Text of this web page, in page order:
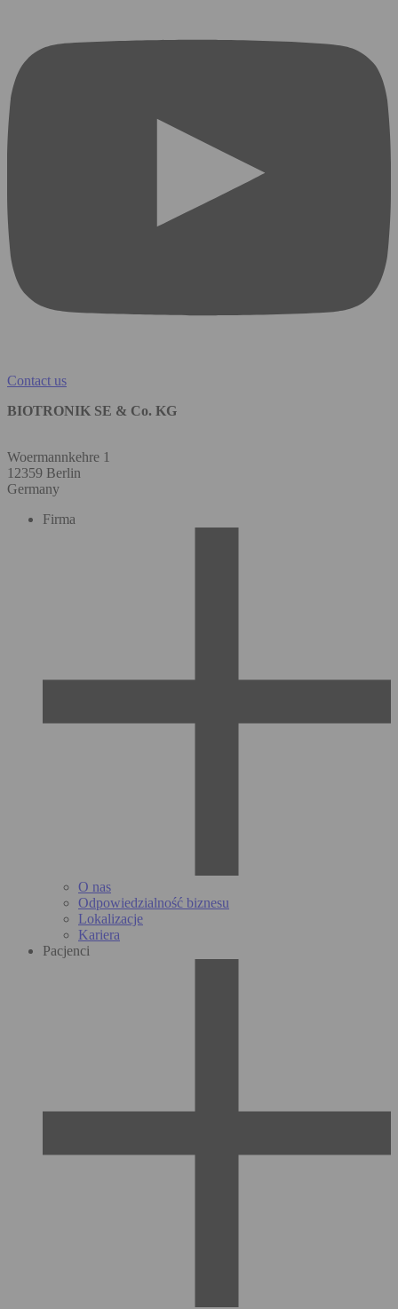
Contact us
BIOTRONIK SE & Co. KG
Woermannkehre 1
12359 Berlin
Germany
Firma
O nas
Odpowiedzialność biznesu
Lokalizacje
Kariera
Pacjenci